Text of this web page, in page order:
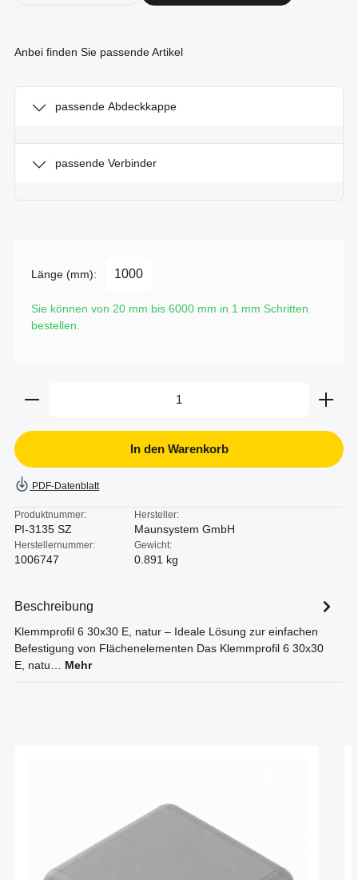
Anbei finden Sie passende Artikel
passende Abdeckkappe
passende Verbinder
Länge (mm):
Sie können von 20 mm bis 6000 mm in 1 mm Schritten
bestellen.
Produkt Anzahl: Gib den gewünschten Wert ein
In den Warenkorb
PDF-Datenblatt
Produktnummer:
PI-3135 SZ
Hersteller:
Maunsystem GmbH
Herstellernummer:
1006747
Gewicht:
0.891 kg
Beschreibung
Klemmprofil 6 30x30 E, natur – Ideale Lösung zur einfachen
Befestigung von Flächenelementen Das Klemmprofil 6 30x30
E, natu… Mehr